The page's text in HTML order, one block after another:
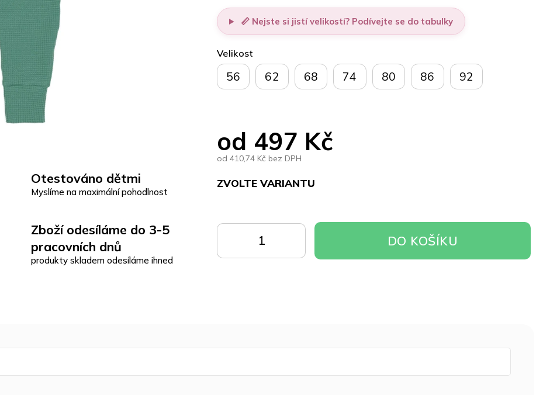
Otestováno dětmi
Myslíme na maximální pohodlnost
Zboží odesíláme do 3-5
pracovních dnů
produkty skladem odesíláme ihned
od 497 Kč
od410,74 Kč bez DPH
ZVOLTE VARIANTU
Velikost
56 62 68 74 80 86 92
DO KOŠÍKU
📏 Nejste si jistí velikostí? Podívejte se do tabulky